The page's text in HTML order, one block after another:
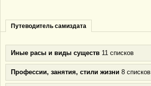
Путеводитель самиздата
Иные расы и виды существ 11 списков
Профессии, занятия, стили жизни 8 списков